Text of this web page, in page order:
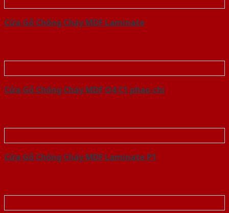
Cửa Gỗ Chống Cháy MDF Laminate
Cửa Gỗ Chống Cháy MDF O4 C1 phao chi
Cửa Gỗ Chống Cháy MDF Laminate P1